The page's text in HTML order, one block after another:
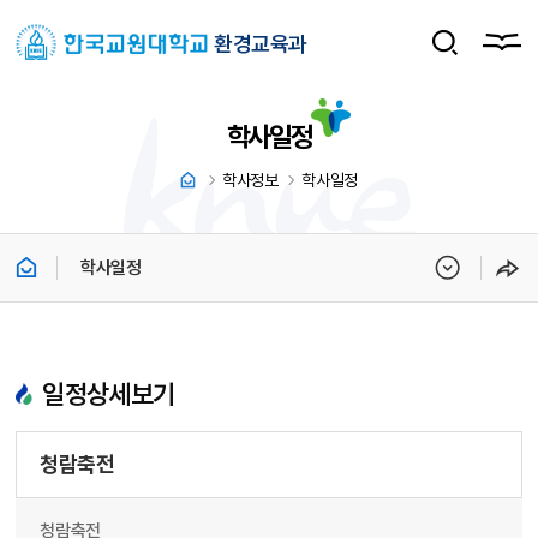
환경교육과
학사일정
학사정보 학사일정
학사일정
일정상세보기
청람축전
청람축전